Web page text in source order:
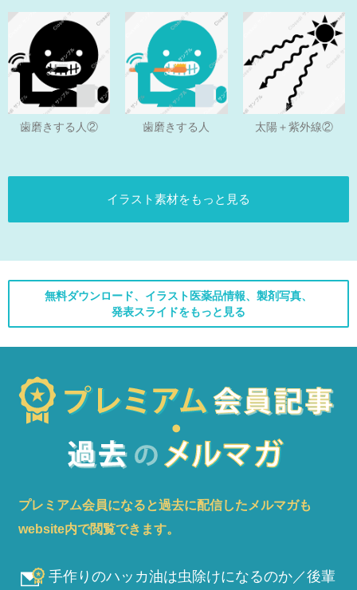
歯磨きする人② 歯磨きする人 太陽＋紫外線②
イラスト素材をもっと見る
無料ダウンロード、イラスト医薬品情報、製剤写真、
発表スライドをもっと見る
プレミアム会員になると過去に配信したメルマガも
website内で閲覧できます。
手作りのハッカ油は虫除けになるのか／後輩